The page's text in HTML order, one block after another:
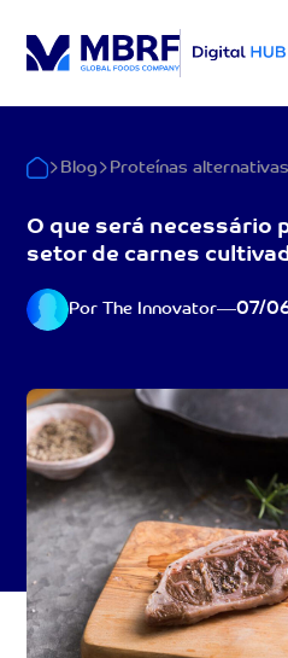
Blog Proteínas alternativas
O que será necessário
setor de carnes
Por The Innovator 07/